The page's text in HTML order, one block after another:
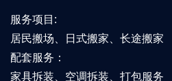
服务项目:
居民搬场、日式搬家、长途搬家
配套服务：
家具拆装、空调拆装、打包服务